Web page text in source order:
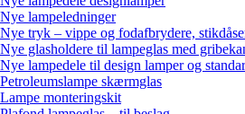
Nye lampeledninger
Nye tryk – vippe og fodafbrydere,
Nye glasholdere til lampeglas med
Nye lampedele til design lamper og
Petroleumslampe skærmglas
Lampe monteringskit